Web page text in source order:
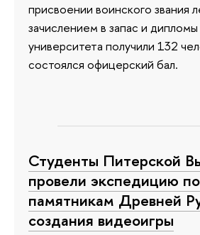
присвоении воинского звания
зачислением в запас и
университета получили 132
состоялся офицерский бал.
Студенты Питерской
провели экспедицию по
памятникам Древней
создания видеоигры